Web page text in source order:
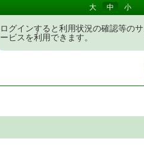
大 中 小
ログインすると利用状況の確認等のサ
ービスを利用できます。